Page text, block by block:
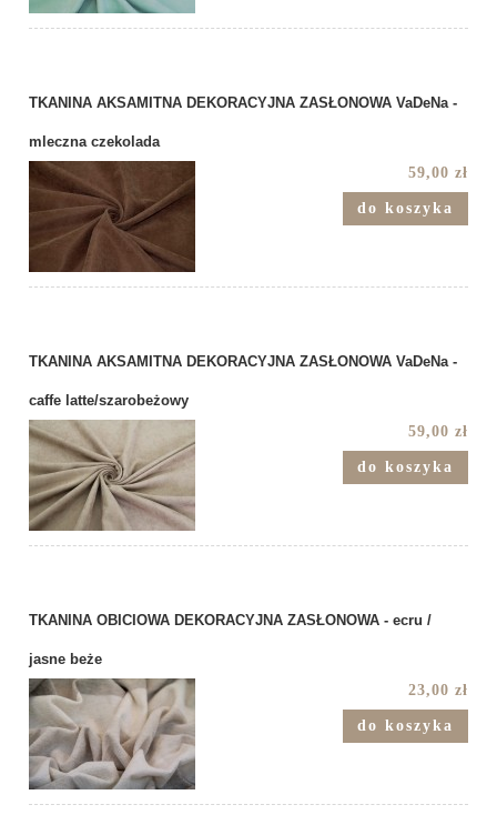
TKANINA AKSAMITNA DEKORACYJNA ZASŁONOWA VaDeNa -
mleczna czekolada
59,00 zł
do koszyka
TKANINA AKSAMITNA DEKORACYJNA ZASŁONOWA VaDeNa -
caffe latte/szarobeżowy
59,00 zł
do koszyka
TKANINA OBICIOWA DEKORACYJNA ZASŁONOWA - ecru /
jasne beże
23,00 zł
do koszyka